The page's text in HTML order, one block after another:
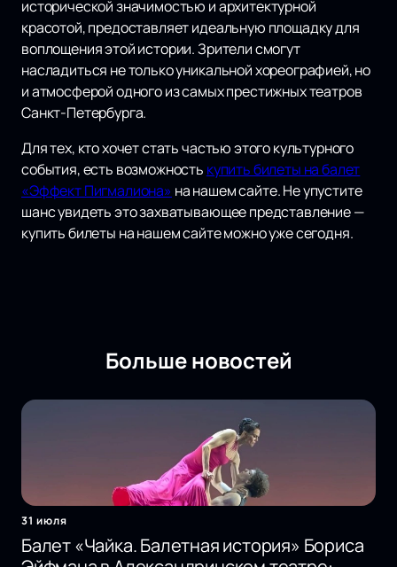
исторической значимостью и архитектурной
красотой, предоставляет идеальную площадку для
воплощения этой истории. Зрители смогут
насладиться не только уникальной хореографией, но
и атмосферой одного из самых престижных театров
Санкт-Петербурга.
Для тех, кто хочет стать частью этого культурного
события, есть возможность купить билеты на балет
«Эффект Пигмалиона» на нашем сайте. Не упустите
шанс увидеть это захватывающее представление —
купить билеты на нашем сайте можно уже сегодня.
Больше новостей
31 июля
Балет «Чайка. Балетная история» Бориса